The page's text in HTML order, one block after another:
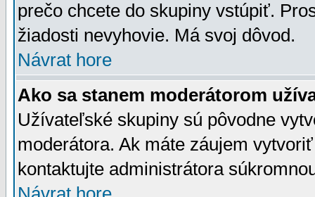
prečo chcete do skupiny vstúpiť.
žiadosti nevyhovie. Má svoj dôvod.
Návrat hore
Ako sa stanem moderátorom
Užívateľské skupiny sú pôvodne
moderátora. Ak máte záujem
kontaktujte administrátora